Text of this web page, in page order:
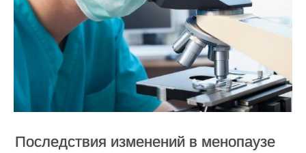
Последствия изменений в менопаузе